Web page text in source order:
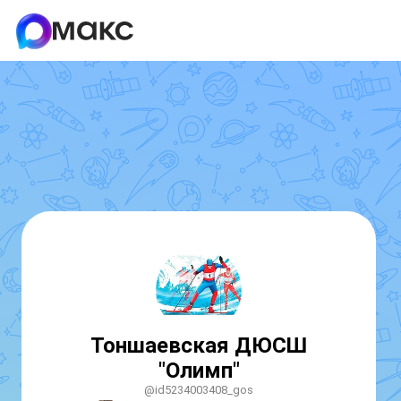
Тоншаевская ДЮСШ
"Олимп"
@id5234003408_gos